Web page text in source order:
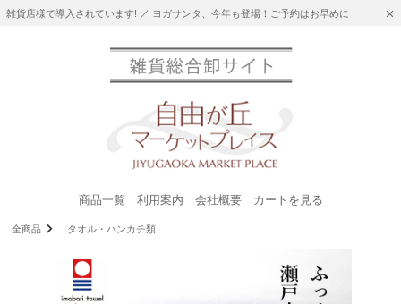
雑貨店様で導入されています! ／ ヨガサンタ、今年も登場！ご予約はお早めに
商品一覧 利用案内 会社概要 カートを見る
全商品 タオル・ハンカチ類